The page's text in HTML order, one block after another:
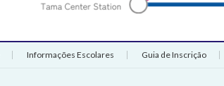
Informações Escolares Guia de Inscrição